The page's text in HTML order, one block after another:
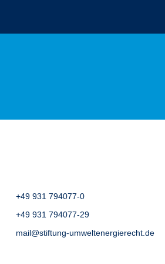
+49 931 794077-0
+49 931 794077-29
mail@stiftung-umweltenergierecht.de